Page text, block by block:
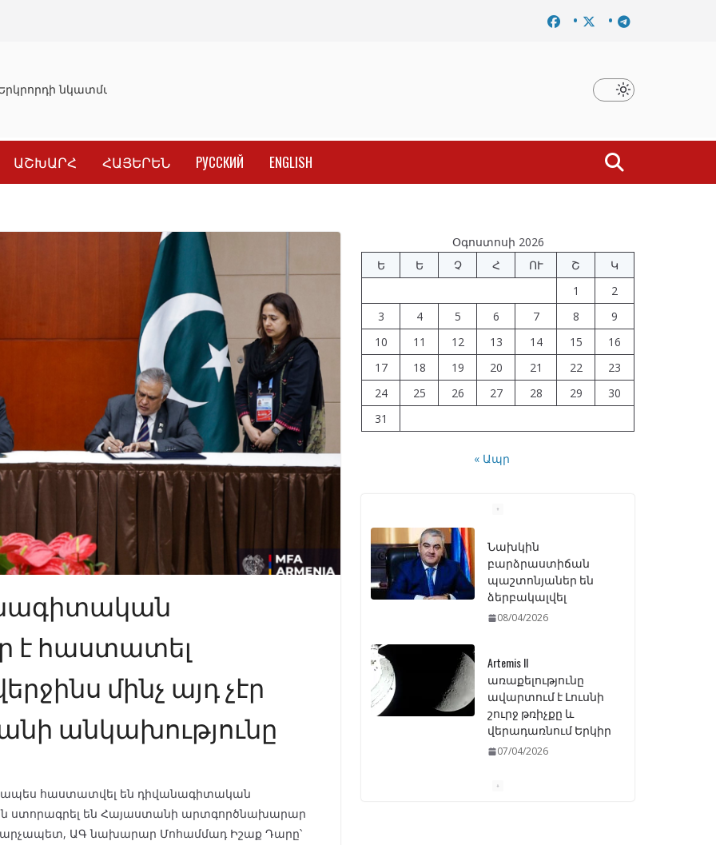
նկատմամբ սահմանափակման վերացման որոշումը Նախկին բարձրաստիճան պաշտոնյաներ են
ԱՇԽԱՐՀ ՀԱՅԵՐԵՆ РУССКИЙ ENGLISH
է հաստատել
մինչ այդ չէր
անկախությունը
հաստատվել են դիվանագիտական
ստորագրել են Հայաստանի արտգործնախարար
ԱԳ նախարար Մոհամմադ Իշաք Դարը՝
Օգոստոսի 2026
Ե
Ե Չ Հ ՈՒ Շ
Կ
1
2
3
4 5 6 7 8
9
10
11 12 13 14 15
16
17
18 19 20 21 22
23
24
25 26 27 28 29
30
31
« Ապր
Նախկին
պաշտոնյաներ են
ձերբակալվել
08/04/2026
Artemis II
ավարտում է Լուսնի
շուրջ թռիչքը և
վերադառնում Երկիր
07/04/2026
ԱԺ–ում առաջին
ընդունվեց